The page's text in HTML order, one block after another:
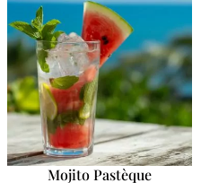
Mojito Pastèque